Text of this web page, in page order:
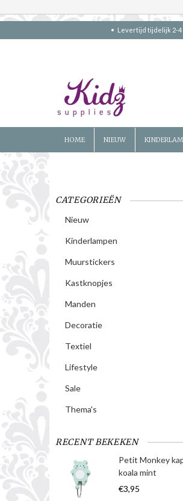
Levertijd tijdelijk 2-4
HOME NIEUW
CATEGORIEËN
Nieuw
Kinderlampen
Muurstickers
Kastknopjes
Manden
Decoratie
Textiel
Lifestyle
Sale
Thema's
RECENT BEKEKEN
Petit Monkey
koala mint
€3,95